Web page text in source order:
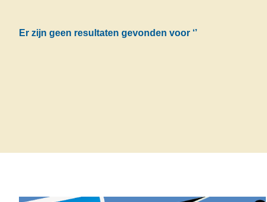
Er zijn geen resultaten gevonden voor ‘’